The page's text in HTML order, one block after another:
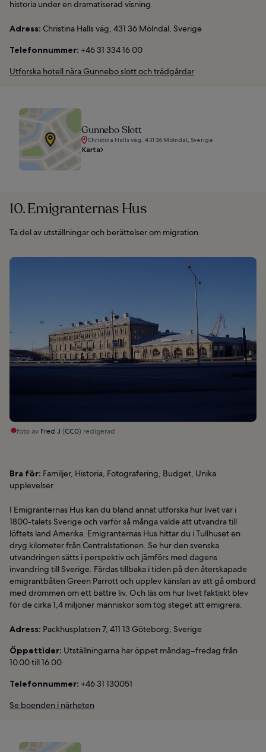
historia under en dramatiserad visning.
Adress: Christina Halls väg, 431 36 Mölndal, Sverige
Telefonnummer: +46 31 334 16 00
Utforska hotell nära Gunnebo slott och trädgårdar
Gunnebo Slott
Christina Halls väg, 431 36 Mölndal, Sverige
Karta
10. Emigranternas Hus
Ta del av utställningar och berättelser om migration
foto av Fred J (CC0) redigerad
Bra för: Familjer, Historia, Fotografering, Budget, Unika
upplevelser
I Emigranternas Hus kan du bland annat utforska hur livet var i
1800-talets Sverige och varför så många valde att utvandra till
löftets land Amerika. Emigranternas Hus hittar du i Tullhuset en
dryg kilometer från Centralstationen. Se hur den svenska
utvandringen sätts i perspektiv och jämförs med dagens
invandring till Sverige. Färdas tillbaka i tiden på den återskapade
emigrantbåten Green Parrott och upplev känslan av att gå ombord
med drömmen om ett bättre liv. Och läs om hur livet faktiskt blev
för de cirka 1,4 miljoner människor som tog steget att emigrera.
Adress: Packhusplatsen 7, 411 13 Göteborg, Sverige
Öppettider: Utställningarna har öppet måndag–fredag från
10.00 till 16.00
Telefonnummer: +46 31 130051
Se boenden i närheten